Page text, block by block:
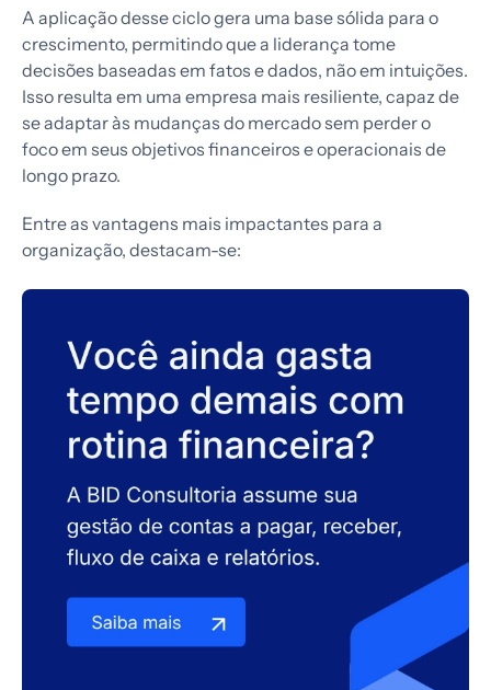
A aplicação desse ciclo gera uma base sólida para o
crescimento, permitindo que a liderança tome
decisões baseadas em fatos e dados, não em intuições.
Isso resulta em uma empresa mais resiliente, capaz de
se adaptar às mudanças do mercado sem perder o
foco em seus objetivos financeiros e operacionais de
longo prazo.
Entre as vantagens mais impactantes para a
organização, destacam-se: